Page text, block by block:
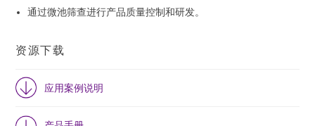
通过微池筛查进行产品质量控制和研发。
资源下载
应用案例说明